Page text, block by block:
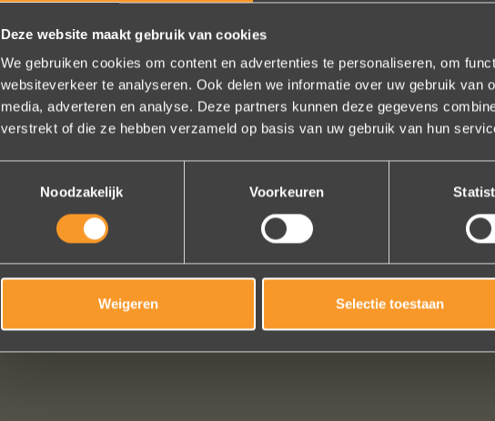
Deze website maakt gebruik van cookies
We gebruiken cookies om content en advertenties te personaliseren, om
websiteverkeer te analyseren. Ook delen we informatie over uw gebruik van
media, adverteren en analyse. Deze partners kunnen deze gegevens
verstrekt of die ze hebben verzameld op basis van uw gebruik van hun
Noodzakelijk
Voorkeuren
Weigeren Selectie toestaan
Bekijk al onze reviews